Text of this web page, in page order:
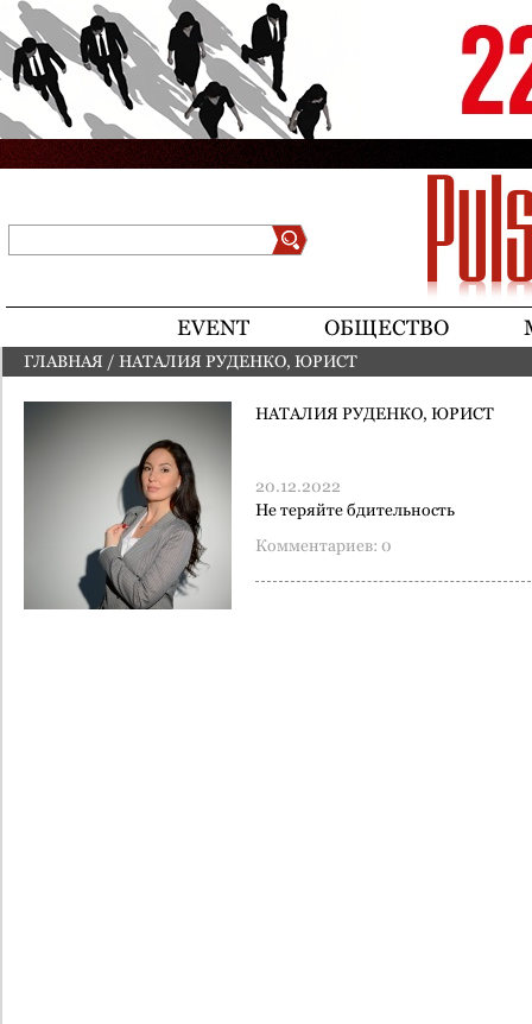
Jump to navigation
EVENT ОБЩЕСТВО
ВЫ ЗДЕСЬ
ГЛАВНАЯ / НАТАЛИЯ РУДЕНКО, ЮРИСТ
НАТАЛИЯ РУДЕНКО, ЮРИСТ
20.12.2022
Не теряйте бдительность
Комментариев: 0